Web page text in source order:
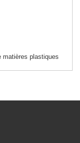
matières plastiques